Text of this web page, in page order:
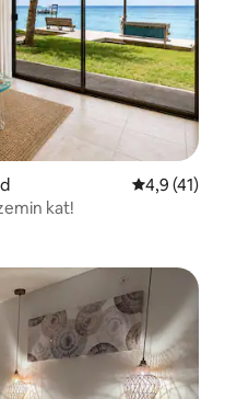
54,9 (41)
zemin kat!
arasında